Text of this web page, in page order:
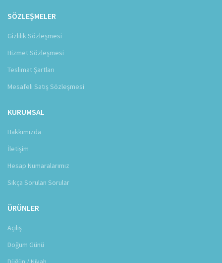
SÖZLEŞMELER
Gizlilik Sözleşmesi
Hizmet Sözleşmesi
Teslimat Şartları
Mesafeli Satış Sözleşmesi
KURUMSAL
Hakkımızda
İletişim
Hesap Numaralarımız
Sıkça Sorulan Sorular
ÜRÜNLER
Açılış
Doğum Günü